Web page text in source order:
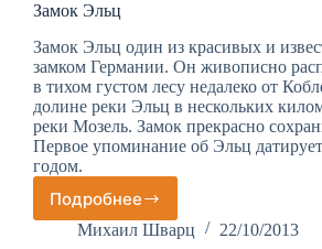
Замок Эльц
Замок Эльц один из красивых и
замком Германии. Он живописно
в тихом густом лесу недалеко от
долине реки Эльц в нескольких
реки Мозель. Замок прекрасно
Первое упоминание об Эльц
годом.
Подробнее
Замок
Эльц
Михаил Шварц 22/10/2013